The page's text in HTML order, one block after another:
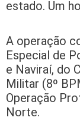
estado. Um
A operação
Especial de
e Naviraí, do
Militar (8º
Operação
Norte.